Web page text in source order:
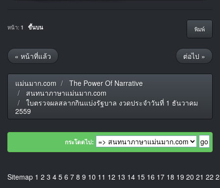
พิมพ์
หน้า: 1 ขึ้นบน
« หน้าที่แล้ว ต่อไป »
แม่นมาก.com
The Power Of Narrative
สนทนาภาษาแม่นมาก.com
ใบตรวจผลสลากกินแบ่งรัฐบาล งวดประจำวันที่ 1 ธันวาคม
2559
กระโดดไป:
Sitemap 1 2 3 4 5 6 7 8 9 10 11 12 13 14 15 16 17 18 19 20 21 22